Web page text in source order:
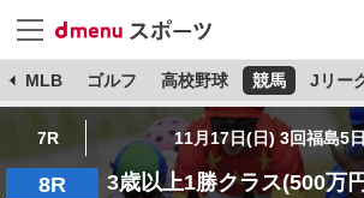
MLB ゴルフ 高校野球 競馬 Jリー
7R 11月17日(日) 3回福島5日
8R 3歳以上1勝クラス(500万